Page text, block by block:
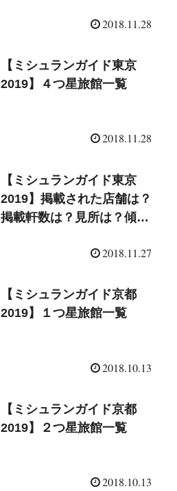
2018.11.28
【ミシュランガイド東京
2019】４つ星旅館一覧
2018.11.28
【ミシュランガイド東京
2019】掲載された店舗は？
掲載軒数は？見所は？傾向
2018.11.27
【ミシュランガイド京都
2019】１つ星旅館一覧
2018.10.13
【ミシュランガイド京都
2019】２つ星旅館一覧
2018.10.13